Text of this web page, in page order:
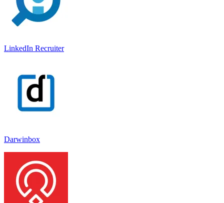
LinkedIn Recruiter
Darwinbox